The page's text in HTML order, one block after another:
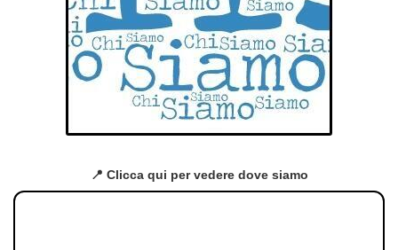
📍 Clicca qui per vedere dove siamo